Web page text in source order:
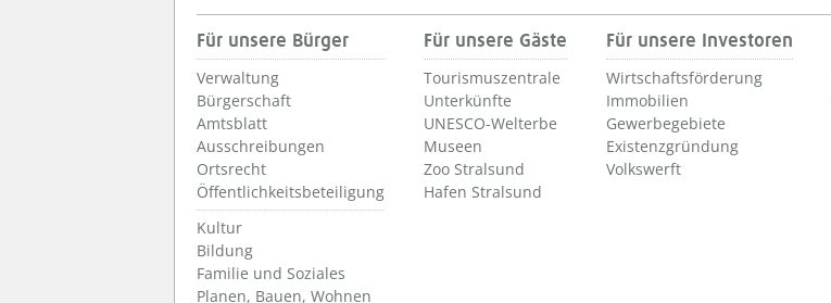
Für unsere Bürger
Verwaltung
Bürgerschaft
Amtsblatt
Ausschreibungen
Ortsrecht
Öffentlichkeitsbeteiligung
Kultur
Bildung
Familie und Soziales
Planen, Bauen, Wohnen
Für unsere Gäste
Tourismuszentrale
Unterkünfte
UNESCO-Welterbe
Museen
Zoo Stralsund
Hafen Stralsund
Für unsere Investoren
Wirtschaftsförderung
Immobilien
Gewerbegebiete
Existenzgründung
Volkswerft